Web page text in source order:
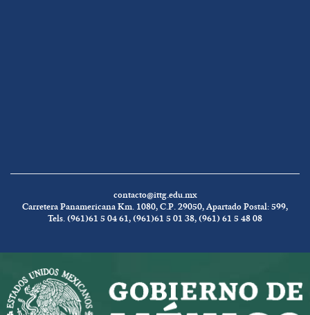
contacto@ittg.edu.mx
Carretera Panamericana Km. 1080, C.P. 29050, Apartado Postal: 599,
Tels. (961)61 5 04 61, (961)61 5 01 38, (961) 61 5 48 08